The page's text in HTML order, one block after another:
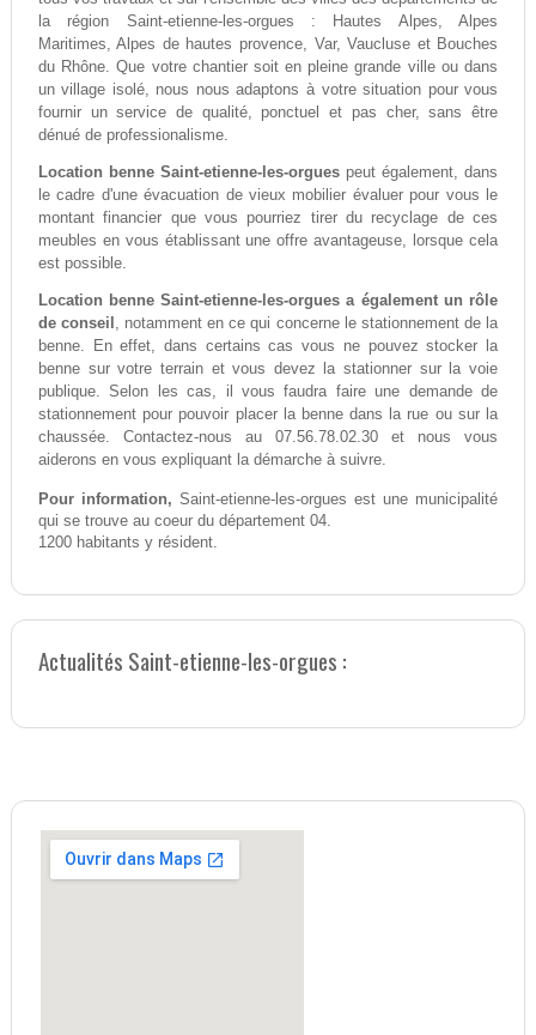
la région Saint-etienne-les-orgues : Hautes Alpes, Alpes
Maritimes, Alpes de hautes provence, Var, Vaucluse et Bouches
du Rhône. Que votre chantier soit en pleine grande ville ou dans
un village isolé, nous nous adaptons à votre situation pour vous
fournir un service de qualité, ponctuel et pas cher, sans être
dénué de professionalisme.
Location benne Saint-etienne-les-orguespeut également, dans
le cadre d'une évacuation de vieux mobilier évaluer pour vous le
montant financier que vous pourriez tirer du recyclage de ces
meubles en vous établissant une offre avantageuse, lorsque cela
est possible.
Location benne Saint-etienne-les-orgues a également un rôle
de conseil , notamment en ce qui concerne le stationnement de la
benne. En effet, dans certains cas vous ne pouvez stocker la
benne sur votre terrain et vous devez la stationner sur la voie
publique. Selon les cas, il vous faudra faire une demande de
stationnement pour pouvoir placer la benne dans la rue ou sur la
chaussée. Contactez-nous au 07.56.78.02.30 et nous vous
aiderons en vous expliquant la démarche à suivre.
Pour information, Saint-etienne-les-orgues est une municipalité
qui se trouve au coeur du département 04.
1200 habitants y résident.
Actualités Saint-etienne-les-orgues :